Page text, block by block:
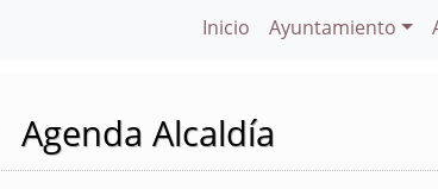
Inicio Ayuntamiento
Agenda Alcaldía